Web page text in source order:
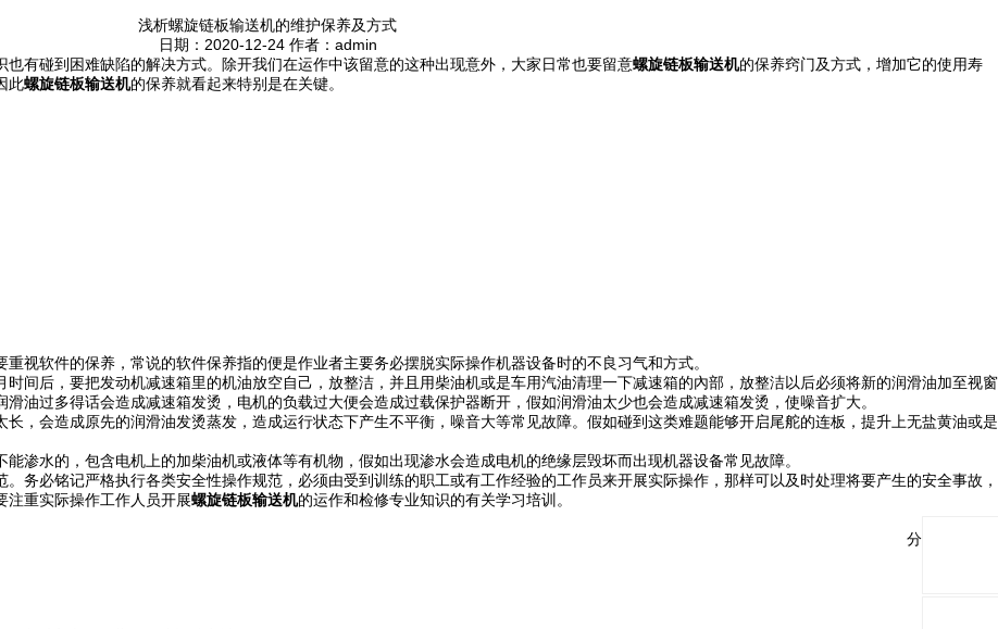
浅析螺旋链板输送机的维护保养及方式
日期：2020-12-24 作者：admin
有碰到困难缺陷的解决方式。除开我们在运作中该留意的这种出现意外，大家日常也要留意螺旋链板输送机的保养窍门及方式，增加它的使用寿
此螺旋链板输送机的保养就看起来特别是在关键。
视软件的保养，常说的软件保养指的便是作业者主要务必摆脱实际操作机器设备时的不良习气和方式。
时间后，要把发动机减速箱里的机油放空自己，放整洁，并且用柴油机或是车用汽油清理一下减速箱的內部，放整洁以后必须将新的润滑油加至视窗
滑油过多得话会造成减速箱发烫，电机的负载过大便会造成过载保护器断开，假如润滑油太少也会造成减速箱发烫，使噪音扩大。
，会造成原先的润滑油发烫蒸发，造成运行状态下产生不平衡，噪音大等常见故障。假如碰到这类难题能够开启尾舵的连板，提升上无盐黄油或是
渗水的，包含电机上的加柴油机或液体等有机物，假如出现渗水会造成电机的绝缘层毁坏而出现机器设备常见故障。
。务必铭记严格执行各类安全性操作规范，必须由受到训练的职工或有工作经验的工作员来开展实际操作，那样可以及时处理将要产生的安全事故，
注重实际操作工作人员开展螺旋链板输送机的运作和检修专业知识的有关学习培训。
分享与关注：